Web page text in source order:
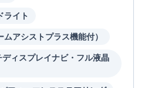
ライト
ムアシストプラス機能付）
ィスプレイナビ・フル液晶